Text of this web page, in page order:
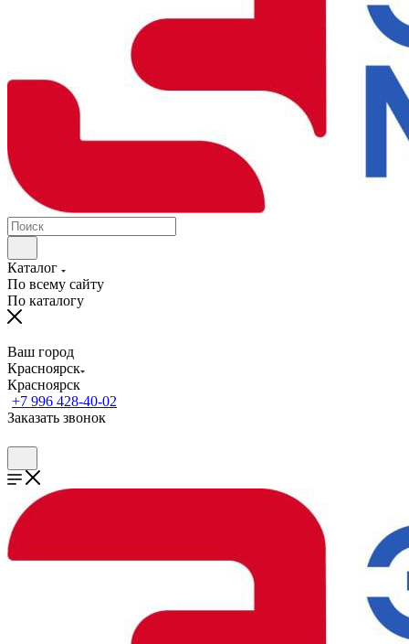
Каталог
По всему сайту
По каталогу
Ваш город
Красноярск
Красноярск
+7 996 428-40-02
Заказать звонок